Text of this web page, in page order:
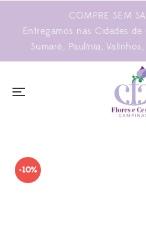
COMPRE SEM
Entregamos nas Cidades
Sumaré, Paulínia,
-10%